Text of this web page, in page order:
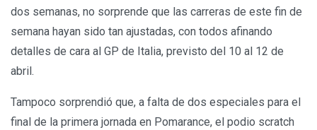
dos semanas, no sorprende que las carreras de este fin de
semana hayan sido tan ajustadas, con todos afinando
detalles de cara al GP de Italia, previsto del 10 al 12 de
abril.
Tampoco sorprendió que, a falta de dos especiales para el
final de la primera jornada en Pomarance, el podio scratch